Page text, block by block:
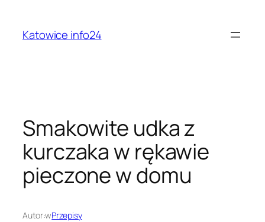
treściKatowice info24
Smakowite udka z
kurczaka w rękawie
pieczone w domu
Autor:wPrzepisy